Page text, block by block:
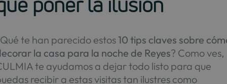
poner la ilusión
te han parecido estos10 tips claves sobre
la casa para la noche de Reyes? Como ves,
te ayudamos a dejar todo listo para que
recibir a estas visitas tan ilustres como